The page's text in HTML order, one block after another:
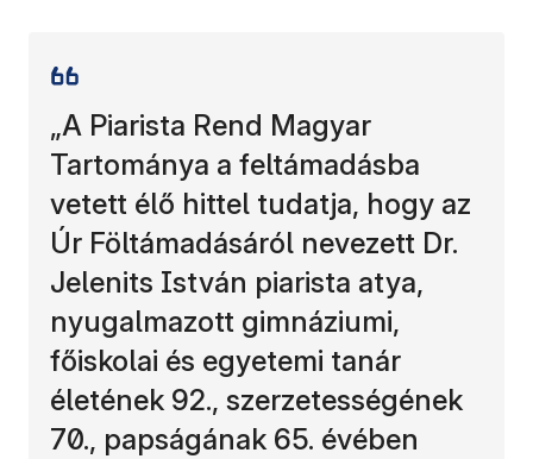
„A Piarista Rend Magyar
Tartománya a feltámadásba
vetett élő hittel tudatja, hogy az
Úr Föltámadásáról nevezett Dr.
Jelenits István piarista atya,
nyugalmazott gimnáziumi,
főiskolai és egyetemi tanár
életének 92., szerzetességének
70., papságának 65. évében